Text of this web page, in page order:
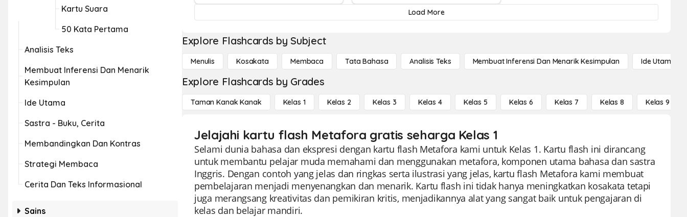
Kartu Suara
50 Kata Pertama
Analisis Teks
Membuat Inferensi Dan Menarik
Kesimpulan
Ide Utama
Sastra - Buku, Cerita
Membandingkan Dan Kontras
Strategi Membaca
Cerita Dan Teks Informasional
Sains
Load More
Explore Flashcards by Subject
Menulis Kosakata Membaca Tata Bahasa Analisis Teks Membuat Inferensi Dan Menarik Kesimpulan Ide Utama
Explore Flashcards by Grades
Taman Kanak Kanak Kelas 1 Kelas 2 Kelas 3 Kelas 4 Kelas 5 Kelas 6 Kelas 7 Kelas 8 Kelas 9
Jelajahi kartu flash Metafora gratis seharga Kelas 1
Selami dunia bahasa dan ekspresi dengan kartu flash Metafora kami untuk Kelas 1. Kartu flash ini dirancang
untuk membantu pelajar muda memahami dan menggunakan metafora, komponen utama bahasa dan sastra
Inggris. Dengan contoh yang jelas dan ringkas serta ilustrasi yang jelas, kartu flash Metafora kami membuat
pembelajaran menjadi menyenangkan dan menarik. Kartu flash ini tidak hanya meningkatkan kosakata tetapi
juga merangsang kreativitas dan pemikiran kritis, menjadikannya alat yang sangat baik untuk pengajaran di
kelas dan belajar mandiri.